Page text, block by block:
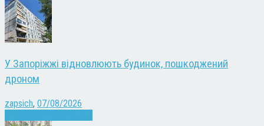
У Запоріжжі відновлюють будинок, пошкоджений
дроном
zapsich, 07/08/2026